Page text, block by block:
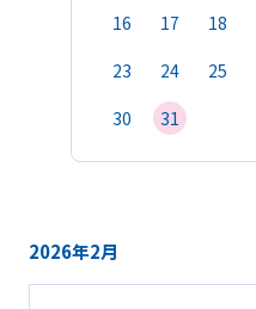
16
17 18
23
24 25
30
31
2026年2月